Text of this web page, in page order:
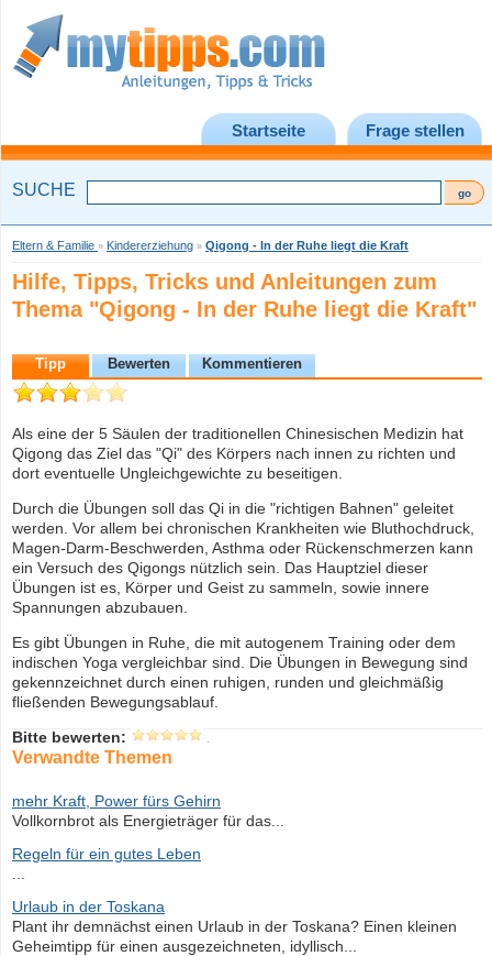
Startseite Frage stellen
SUCHE
Eltern & Familie » Kindererziehung » Qigong - In der Ruhe liegt die Kraft
Hilfe, Tipps, Tricks und Anleitungen zum
Thema "Qigong - In der Ruhe liegt die Kraft"
Tipp Bewerten Kommentieren
Als eine der 5 Säulen der traditionellen Chinesischen Medizin hat
Qigong das Ziel das "Qi" des Körpers nach innen zu richten und
dort eventuelle Ungleichgewichte zu beseitigen.
Durch die Übungen soll das Qi in die "richtigen Bahnen" geleitet
werden. Vor allem bei chronischen Krankheiten wie Bluthochdruck,
Magen-Darm-Beschwerden, Asthma oder Rückenschmerzen kann
ein Versuch des Qigongs nützlich sein. Das Hauptziel dieser
Übungen ist es, Körper und Geist zu sammeln, sowie innere
Spannungen abzubauen.
Es gibt Übungen in Ruhe, die mit autogenem Training oder dem
indischen Yoga vergleichbar sind. Die Übungen in Bewegung sind
gekennzeichnet durch einen ruhigen, runden und gleichmäßig
fließenden Bewegungsablauf.
Bitte bewerten:
Verwandte Themen
mehr Kraft, Power fürs Gehirn
Vollkornbrot als Energieträger für das...
Regeln für ein gutes Leben
Urlaub in der Toskana
Plant ihr demnächst einen Urlaub in der Toskana? Einen kleinen
Geheimtipp für einen ausgezeichneten, idyllisch...